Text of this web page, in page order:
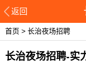
返回
首页 > 长治夜场招聘
长治夜场招聘-实